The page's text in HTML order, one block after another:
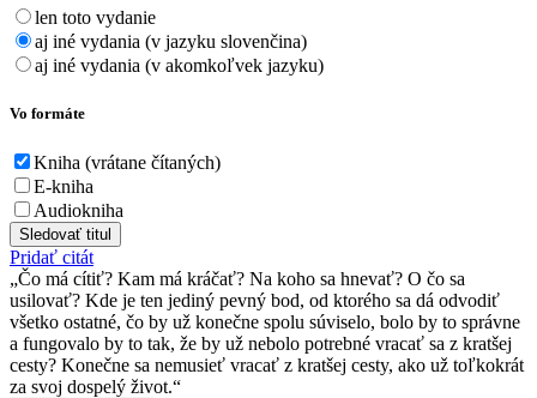
len toto vydanie
aj iné vydania (v jazyku slovenčina)
aj iné vydania (v akomkoľvek jazyku)
Vo formáte
Kniha (vrátane čítaných)
E-kniha
Audiokniha
Sledovať titul
Pridať citát
Čo má cítiť? Kam má kráčať? Na koho sa hnevať? O čo sa
usilovať? Kde je ten jediný pevný bod, od ktorého sa dá odvodiť
všetko ostatné, čo by už konečne spolu súviselo, bolo by to správne
a fungovalo by to tak, že by už nebolo potrebné vracať sa z kratšej
cesty? Konečne sa nemusieť vracať z kratšej cesty, ako už toľkokrát
za svoj dospelý život.